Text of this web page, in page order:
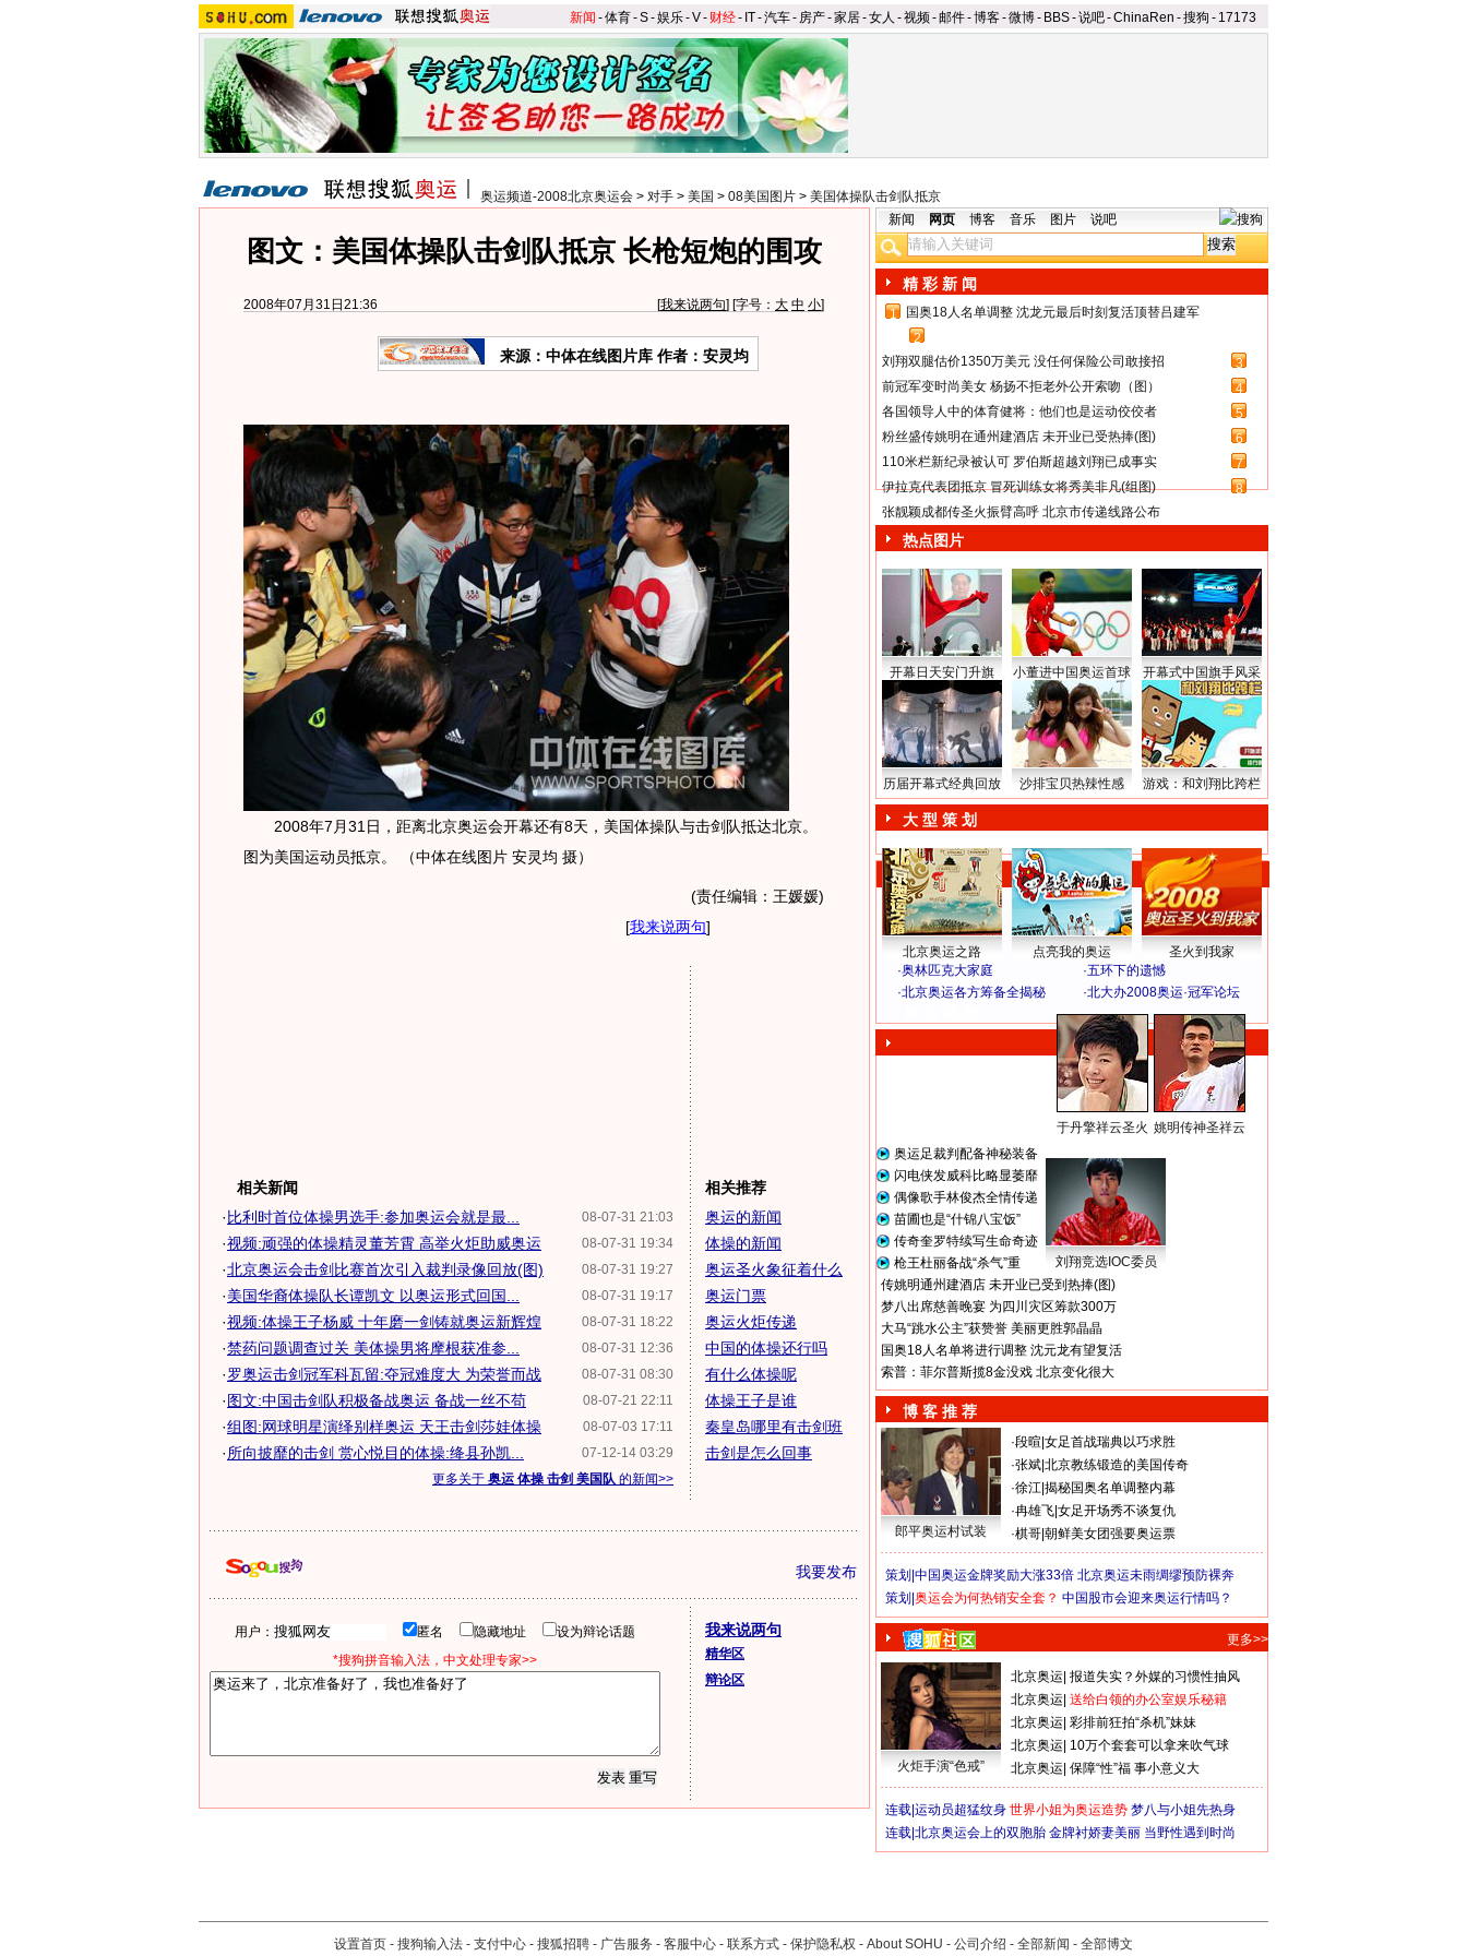
新闻 -体育-S-娱乐-V- 财经- IT-汽车- 房产-家居-女人 -视频-邮件-博客-微博- BBS-说吧-ChinaRen -搜狗 - 17173
奥运频道-2008北京奥运会 > 对手 > 美国 > 08美国图片 > 美国体操队击剑队抵京
图文：美国体操队击剑队抵京 长枪短炮的围攻
2008年07月31日21:36 [我来说两句] [字号： 大 中 小]
来源：中体在线图片库 作者：安灵均
2008年7月31日，距离北京奥运会开幕还有8天，美国体操队与击剑队抵达北京。
图为美国运动员抵京。 （中体在线图片 安灵均 摄）
(责任编辑：王媛媛)
[我来说两句]
相关新闻
08-07-31 21:03
· 比利时首位体操男选手:参加奥运会就是最...
08-07-31 19:34
·视频:顽强的体操精灵董芳霄 高举火炬助威奥运
08-07-31 19:27
·北京奥运会击剑比赛首次引入裁判录像回放(图)
08-07-31 19:17
·美国华裔体操队长谭凯文 以奥运形式回国...
08-07-31 18:22
·视频:体操王子杨威 十年磨一剑铸就奥运新辉煌
08-07-31 12:36
·禁药问题调查过关 美体操男将摩根获准参...
08-07-31 08:30
·罗奥运击剑冠军科瓦留:夺冠难度大 为荣誉而战
08-07-21 22:11
·图文:中国击剑队积极备战奥运 备战一丝不苟
08-07-03 17:11
·组图:网球明星演绎别样奥运 天王击剑莎娃体操
07-12-14 03:29
·所向披靡的击剑 赏心悦目的体操:绛县孙凯...
更多关于 奥运 体操 击剑 美国队 的新闻>>
相关推荐
奥运的新闻
体操的新闻
奥运圣火象征着什么
奥运门票
奥运火炬传递
中国的体操还行吗
有什么体操呢
体操王子是谁
秦皇岛哪里有击剑班
击剑是怎么回事
我要发布
用户： 匿名 隐藏地址
设为辩论话题
*搜狗拼音输入法，中文处理专家>>
我来说两句
精华区
辩论区
新闻 网页 博客 音乐 图片 说吧
精 彩 新 闻
1
国奥18人名单调整 沈龙元最后时刻复活顶替吕建军
2
刘翔双腿估价1350万美元 没任何保险公司敢接招
3
前冠军变时尚美女 杨扬不拒老外公开索吻（图）
4
各国领导人中的体育健将：他们也是运动佼佼者
5
粉丝盛传姚明在通州建酒店 未开业已受热捧(图)
6
110米栏新纪录被认可 罗伯斯超越刘翔已成事实
7
伊拉克代表团抵京 冒死训练女将秀美非凡(组图)
8
张靓颖成都传圣火振臂高呼 北京市传递线路公布
热点图片
开幕日天安门升旗 小董进中国奥运首球 开幕式中国旗手风采
历届开幕式经典回放 沙排宝贝热辣性感 游戏：和刘翔比跨栏
大 型 策 划
北京奥运之路 点亮我的奥运
圣火到我家
·奥林匹克大家庭 ·五环下的遗憾
·北京奥运各方筹备全揭秘 ·北大办2008奥运·冠军论坛
于丹擎祥云圣火 姚明传神圣祥云
奥运足裁判配备神秘装备
闪电侠发威科比略显萎靡
偶像歌手林俊杰全情传递
苗圃也是“什锦八宝饭”
传奇奎罗特续写生命奇迹
枪王杜丽备战“杀气”重
刘翔竞选IOC委员
传姚明通州建酒店 未开业已受到热捧(图)
梦八出席慈善晚宴 为四川灾区筹款300万
大马“跳水公主”获赞誉 美丽更胜郭晶晶
国奥18人名单将进行调整 沈元龙有望复活
索普：菲尔普斯揽8金没戏 北京变化很大
博 客 推 荐
郎平奥运村试装
·段暄 女足首战瑞典以巧求胜
·张斌 北京教练锻造的美国传奇
·徐江 揭秘国奥名单调整内幕
·冉雄飞 女足开场秀不谈复仇
·棋哥 朝鲜美女团强要奥运票
策划| 中国奥运金牌奖励大涨33倍 北京奥运未雨绸缪预防裸奔
策划| 奥运会为何热销安全套？ 中国股市会迎来奥运行情吗？
更多>>
火炬手演“色戒”
北京奥运 报道失实？外媒的习惯性抽风
北京奥运 送给白领的办公室娱乐秘籍
北京奥运 彩排前狂拍“杀机”妹妹
北京奥运 10万个套套可以拿来吹气球
北京奥运 保障“性”福 事小意义大
连载| 运动员超猛纹身 世界小姐为奥运造势 梦八与小姐先热身
连载| 北京奥运会上的双胞胎 金牌衬娇妻美丽 当野性遇到时尚
设置首页 - 搜狗输入法 - 支付中心 - 搜狐招聘 - 广告服务 - 客服中心 - 联系方式 - 保护隐私权 - About SOHU - 公司介绍 - 全部新闻 - 全部博文